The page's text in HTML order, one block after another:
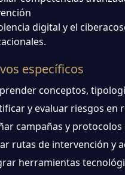
digital y el
específicos
conceptos,
y evaluar riesgos en
campañas y
rutas de intervención y
herramientas